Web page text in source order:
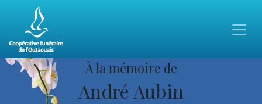
À la mémoire de
André Aubin